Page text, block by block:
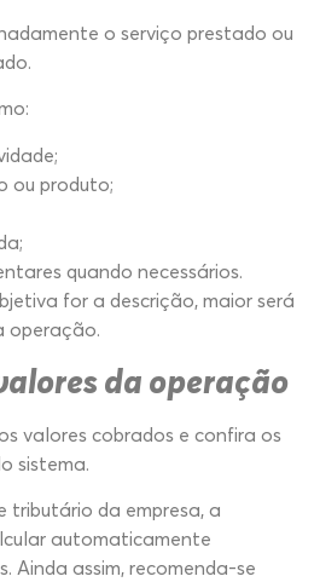
o serviço prestado ou
ou produto;
quando necessários.
for a descrição, maior será
operação.
da operação
valores cobrados e confira os
sistema.
tributário da empresa, a
automaticamente
Ainda assim, recomenda-se